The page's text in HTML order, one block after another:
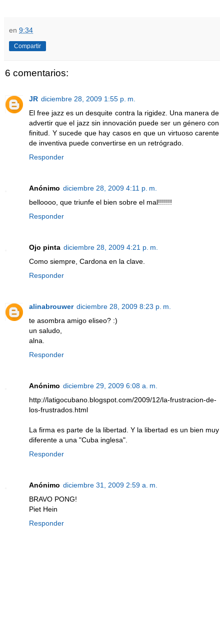
en 9:34
Compartir
6 comentarios:
JR diciembre 28, 2009 1:55 p. m.
El free jazz es un desquite contra la rigidez. Una manera de
advertir que el jazz sin innovación puede ser un género con
finitud. Y sucede que hay casos en que un virtuoso carente
de inventiva puede convertirse en un retrógrado.
Responder
Anónimo diciembre 28, 2009 4:11 p. m.
belloooo, que triunfe el bien sobre el mal!!!!!!!
Responder
Ojo pinta diciembre 28, 2009 4:21 p. m.
Como siempre, Cardona en la clave.
Responder
alinabrouwer diciembre 28, 2009 8:23 p. m.
te asombra amigo eliseo? :)
un saludo,
alna.
Responder
Anónimo diciembre 29, 2009 6:08 a. m.
http://latigocubano.blogspot.com/2009/12/la-frustracion-de-
los-frustrados.html
La firma es parte de la libertad. Y la libertad es un bien muy
diferente a una "Cuba inglesa".
Responder
Anónimo diciembre 31, 2009 2:59 a. m.
BRAVO PONG!
Piet Hein
Responder